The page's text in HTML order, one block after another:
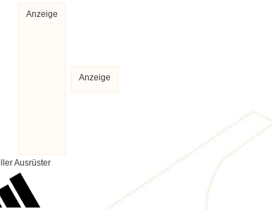
Anzeige
Ausrüster
Anzeige